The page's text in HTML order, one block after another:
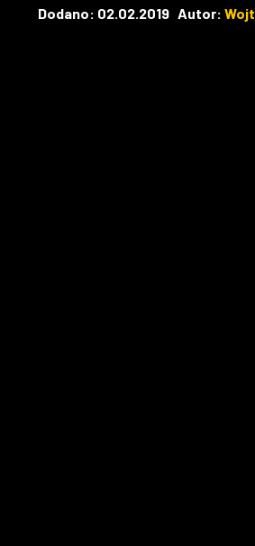
Dodano: 02.02.2019 Autor: